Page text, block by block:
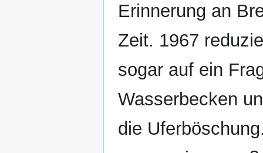
Erinnerung an
Zeit. 1967
sogar auf ein
Wasserbecken
die